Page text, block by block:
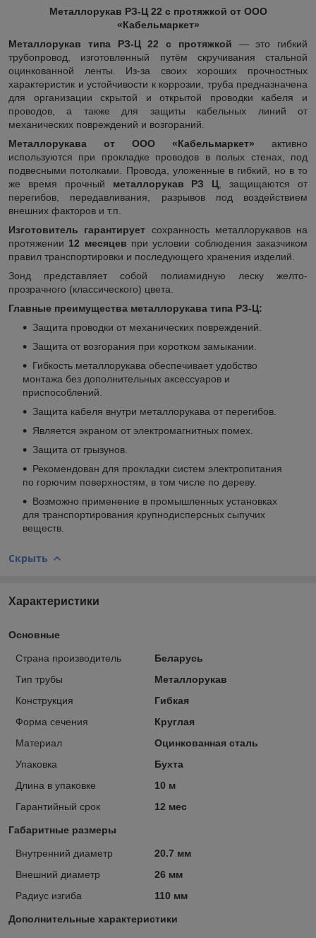
Металлорукав РЗ-Ц 22 с протяжкой от ООО
«Кабельмаркет»
Металлорукав типа РЗ-Ц 22 с протяжкой — это гибкий
трубопровод, изготовленный путём скручивания стальной
оцинкованной ленты. Из-за своих хороших прочностных
характеристик и устойчивости к коррозии, труба предназначена
для организации скрытой и открытой проводки кабеля и
проводов, а также для защиты кабельных линий от
механических повреждений и возгораний.
Металлорукава от ООО «Кабельмаркет» активно
используются при прокладке проводов в полых стенах, под
подвесными потолками. Провода, уложенные в гибкий, но в то
же время прочный металлорукав РЗ Ц , защищаются от
перегибов, передавливания, разрывов под воздействием
внешних факторов и т.п.
Изготовитель гарантирует сохранность металлорукавов на
протяжении 12 месяцев при условии соблюдения заказчиком
правил транспортировки и последующего хранения изделий.
Зонд представляет собой полиамидную леску желто-
прозрачного (классического) цвета.
Главные преимущества металлорукава типа РЗ-Ц:
Защита проводки от механических повреждений.
Защита от возгорания при коротком замыкании.
Гибкость металлорукава обеспечивает удобство
монтажа без дополнительных аксессуаров и
приспособлений.
Защита кабеля внутри металлорукава от перегибов.
Является экраном от электромагнитных помех.
Защита от грызунов.
Рекомендован для прокладки систем электропитания
по горючим поверхностям, в том числе по дереву.
Возможно применение в промышленных установках
для транспортирования крупнодисперсных сыпучих
веществ.
Скрыть
Характеристики
Основные
Страна производитель
Беларусь
Тип трубы
Металлорукав
Конструкция
Гибкая
Форма сечения
Круглая
Материал
Оцинкованная сталь
Упаковка
Бухта
Длина в упаковке
10 м
Гарантийный срок
12 мес
Габаритные размеры
Внутренний диаметр
20.7 мм
Внешний диаметр
26 мм
Радиус изгиба
110 мм
Дополнительные характеристики